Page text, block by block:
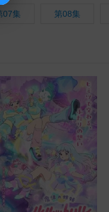
07集 第08集